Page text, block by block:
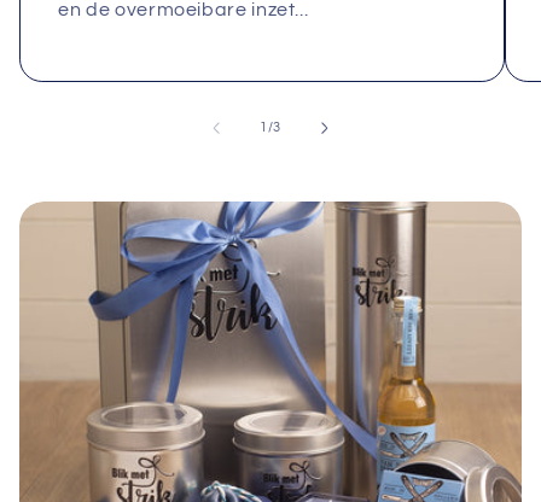
en de overmoeibare inzet...
1 /van
3